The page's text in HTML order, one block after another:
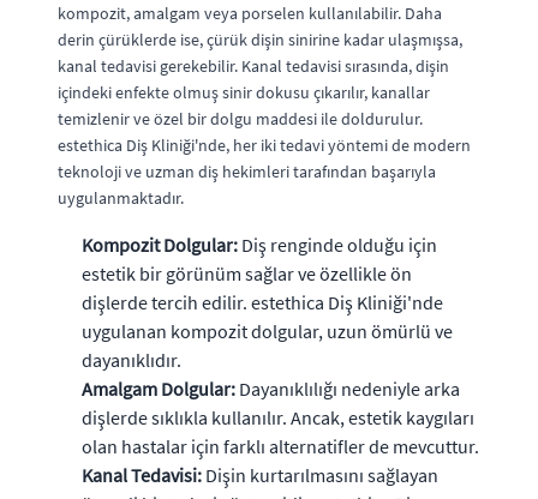
kompozit, amalgam veya porselen kullanılabilir. Daha
derin çürüklerde ise, çürük dişin sinirine kadar ulaşmışsa,
kanal tedavisi gerekebilir. Kanal tedavisi sırasında, dişin
içindeki enfekte olmuş sinir dokusu çıkarılır, kanallar
temizlenir ve özel bir dolgu maddesi ile doldurulur.
estethica Diş Kliniği'nde, her iki tedavi yöntemi de modern
teknoloji ve uzman diş hekimleri tarafından başarıyla
uygulanmaktadır.
Kompozit Dolgular: Diş renginde olduğu için
estetik bir görünüm sağlar ve özellikle ön
dişlerde tercih edilir. estethica Diş Kliniği'nde
uygulanan kompozit dolgular, uzun ömürlü ve
dayanıklıdır.
Amalgam Dolgular: Dayanıklılığı nedeniyle arka
dişlerde sıklıkla kullanılır. Ancak, estetik kaygıları
olan hastalar için farklı alternatifler de mevcuttur.
Kanal Tedavisi: Dişin kurtarılmasını sağlayan